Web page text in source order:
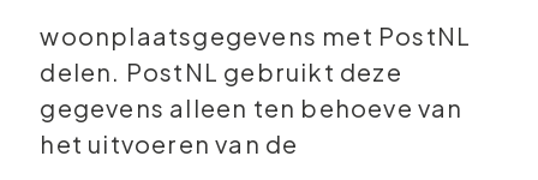
woonplaatsgegevens met PostNL
delen. PostNL gebruikt deze
gegevens alleen ten behoeve van
het uitvoeren van de